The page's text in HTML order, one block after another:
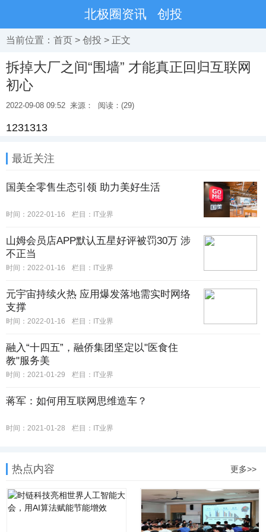
北极圈资讯 创投
当前位置： 首页 > 创投 > 正文
拆掉大厂之间“围墙” 才能真正回归互联网
初心
2022-09-08 09:52 来源： 阅读：(29)
1231313
最近关注
国美全零售生态引领 助力美好生活
时间：2022-01-16 栏目：IT业界
山姆会员店APP默认五星好评被罚30万 涉
不正当
时间：2022-01-16 栏目：IT业界
元宇宙持续火热 应用爆发落地需实时网络
支撑
时间：2022-01-16 栏目：IT业界
融入“十四五”，融侨集团坚定以"医食住
教"服务美
时间：2021-01-29 栏目：IT业界
蒋军：如何用互联网思维造车？
时间：2021-01-28 栏目：IT业界
热点内容 更多>>